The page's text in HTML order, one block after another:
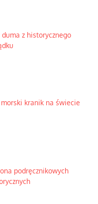
duma z historycznego
morski kranik na świecie
podręcznikowych